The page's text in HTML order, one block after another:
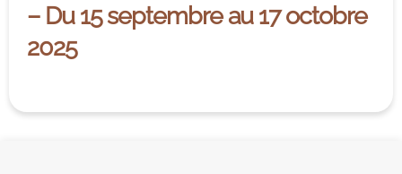
– Du 15 septembre au 17 octobre
2025